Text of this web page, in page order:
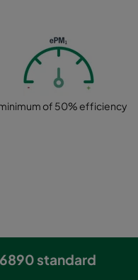
of 50% efficiency
standard